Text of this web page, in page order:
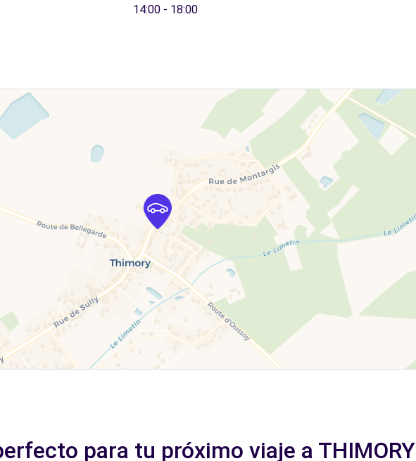
14:00 - 18:00
para tu próximo viaje a THIMORY